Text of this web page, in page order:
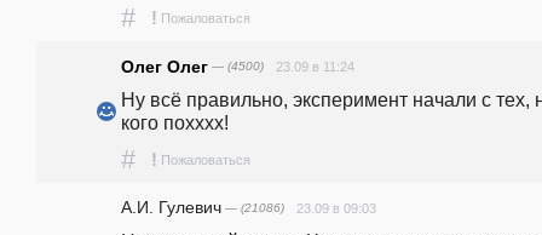
# ! Пожаловаться
Олег Олег — (4500) 23.09 в 11:24
Ну всё правильно, эксперимент начали с тех,
кого похххх!
# ! Пожаловаться
А.И. Гулевич — (21086) 23.09 в 09:03